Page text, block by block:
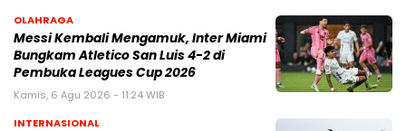
OLAHRAGA
Messi Kembali Mengamuk, Inter Miami
Bungkam Atletico San Luis 4-2 di
Pembuka Leagues Cup 2026
Kamis, 6 Agu 2026 - 11:24 WIB
INTERNASIONAL